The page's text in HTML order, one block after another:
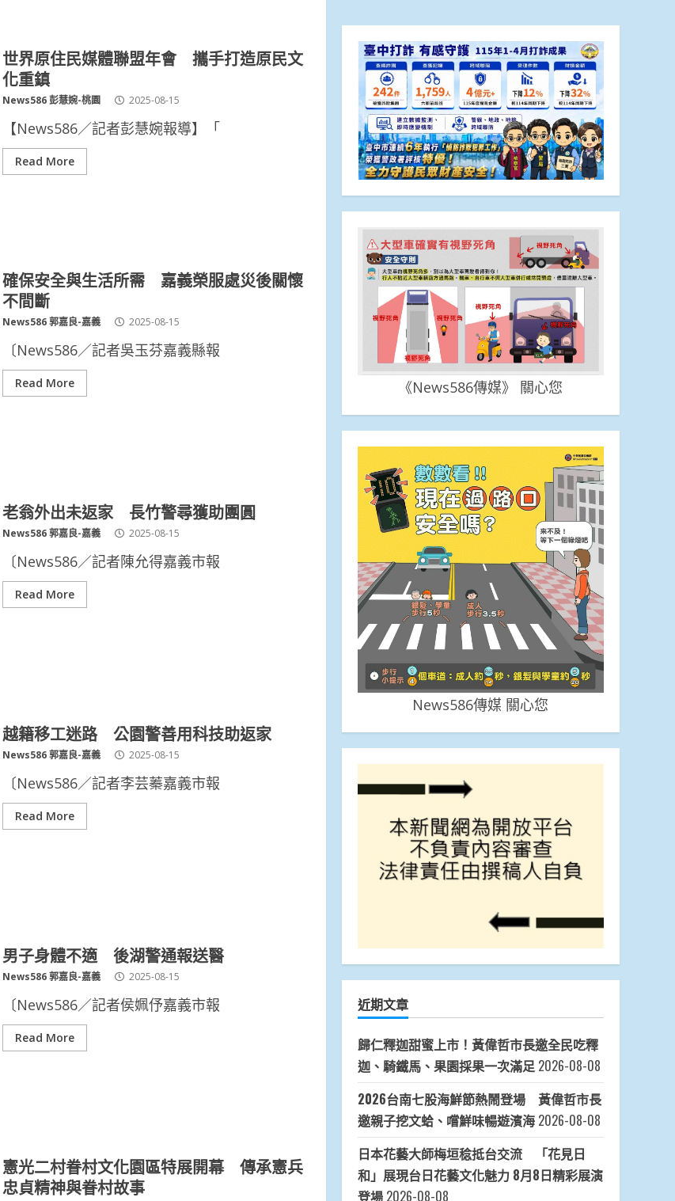
世界原住民媒體聯盟年會 攜手打造原民文
化重鎮
News586 彭慧婉-桃園 2025-08-15
【News586／記者彭慧婉報導】「
Read More
確保安全與生活所需 嘉義榮服處災後關懷
不間斷
News586 郭嘉良-嘉義 2025-08-15
〔News586／記者吳玉芬嘉義縣報
Read More
老翁外出未返家 長竹警尋獲助團圓
News586 郭嘉良-嘉義 2025-08-15
〔News586／記者陳允得嘉義市報
Read More
越籍移工迷路 公園警善用科技助返家
News586 郭嘉良-嘉義 2025-08-15
〔News586／記者李芸蓁嘉義市報
Read More
男子身體不適 後湖警通報送醫
News586 郭嘉良-嘉義 2025-08-15
〔News586／記者侯姵伃嘉義市報
Read More
憲光二村眷村文化園區特展開幕 傳承憲兵
忠貞精神與眷村故事